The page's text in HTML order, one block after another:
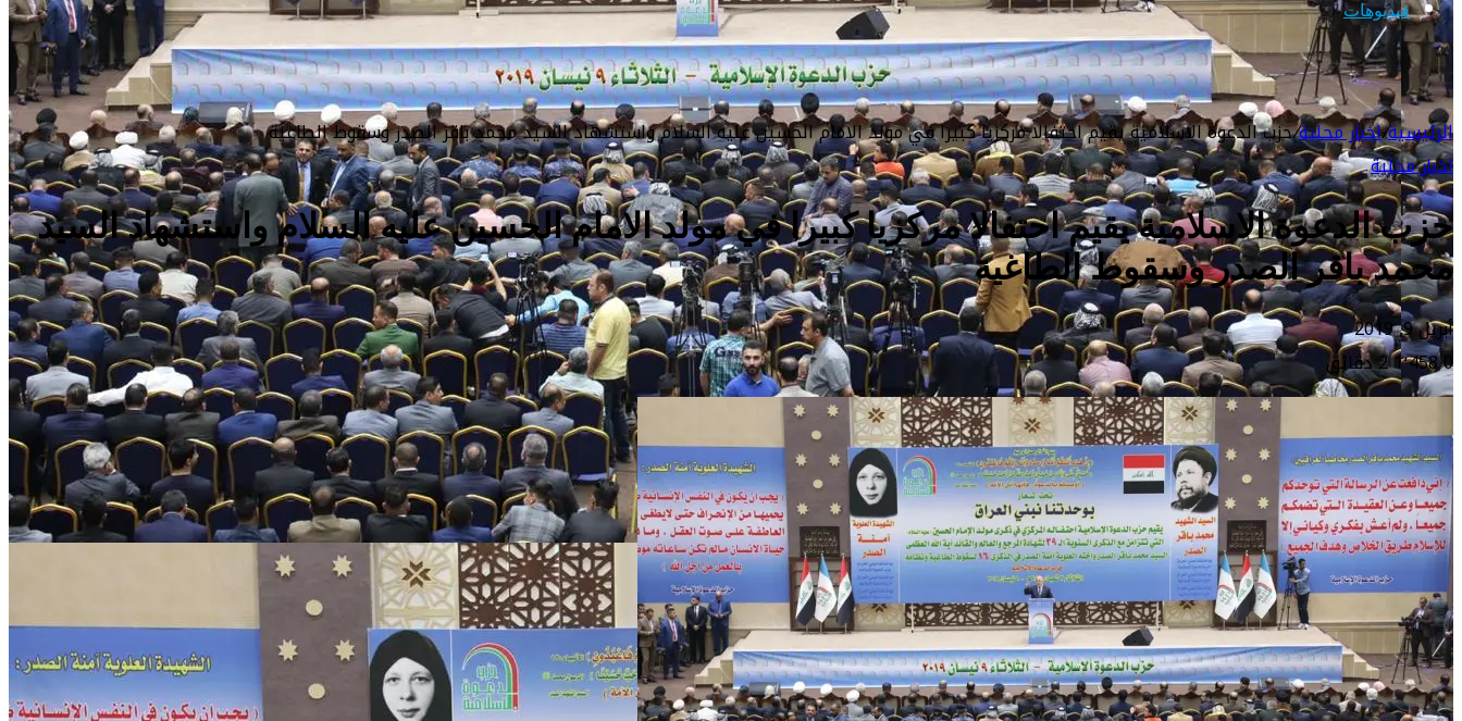
فيديوهات
الرئيسية/اخبار محلية/حزب الدعوة الاسلامية يقيم احتفالا مركزيا كبيرا في مولد الامام الحسين عليه السلام واستشهاد السيد محمد باقر الصدر وسقوط الطاغية
اخبار محلية
حزب الدعوة الاسلامية يقيم احتفالا مركزيا كبيرا في مولد الامام الحسين عليه السلام واستشهاد السيد
محمد باقر الصدر وسقوط الطاغية
أبريل 9, 2019
01٬458 2 دقائق